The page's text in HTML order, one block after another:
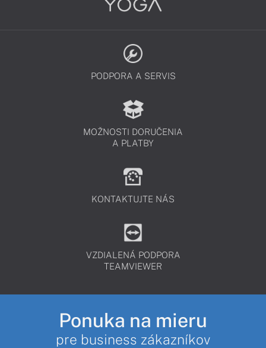
PODPORA A SERVIS
MOŽNOSTI DORUČENIA
A PLATBY
KONTAKTUJTE NÁS
VZDIALENÁ PODPORA
TEAMVIEWER
Ponuka na mieru
pre business zákazníkov